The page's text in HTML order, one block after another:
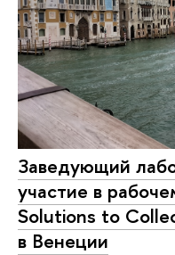
Заведующий
участие в
Solutions to
в Венеции